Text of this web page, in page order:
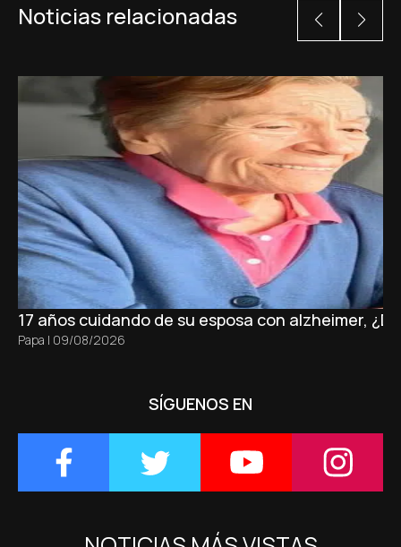
Noticias relacionadas
17 años cuidando de su esposa con alzheimer,
Papa | 09/08/2026
SÍGUENOS EN